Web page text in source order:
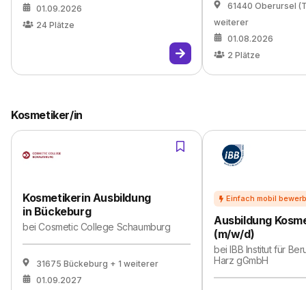
01.09.2026
24 Plätze
61440 Oberursel
weiterer
01.08.2026
2 Plätze
Kosmetiker/in
Kosmetikerin Ausbildung
in Bückeburg
beiCosmetic College Schaumburg
31675 Bückeburg + 1 weiterer
01.09.2027
Ausbildung
(m/w/d)
beiIBB Institut für
Harz gGmbH